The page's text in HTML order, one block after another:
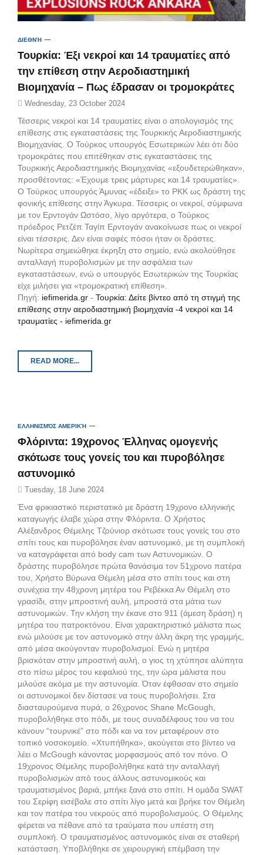
ΔΙΕΘΝΉ
Τουρκία: Έξι νεκροί και 14 τραυματίες από
την επίθεση στην Αεροδιαστημική
Βιομηχανία – Πως έδρασαν οι τρομοκράτες
Wednesday, 23 October 2024
Τέσσερις νεκροί και 14 τραυματίες είναι ο απολογισμός της
επίθεσης στις εγκαταστάσεις της Τουρκικής Αεροδιαστημικής
Βιομηχανίας . Ο Τούρκος υπουργός Εσωτερικών λέει ότι δύο
τρομοκράτες που επιτέθηκαν στις εγκαταστάσεις της
Τουρκικής Αεροδιαστημικής Βιομηχανίας «εξουδετερώθηκαν»,
προσθέτοντας: «Έχουμε τρεις μάρτυρες και 14 τραυματίες».
Ο Τούρκος υπουργός Άμυνας «έδειξε» το PKK ως δράστη της
φονικής επίθεσης στην Άγκυρα. Τέσσερις οι νεκροί, σύμφωνα
με τον Ερντογάν Ωστόσο, λίγο αργότερα, ο Τούρκος
πρόεδρος Ρετζέπ Ταγίπ Ερντογάν ανακοίνωσε πως οι νεκροί
είναι τέσσερις. Δεν είναι σαφές πόσοι ήταν οι δράστες.
Νωρίτερα σημειώθηκε έκρηξη στο σημείο, ενώ ακολούθησε
ανταλλαγή πυροβολισμών με την ασφάλεια των
εγκαταστάσεων, ενώ ο υπουργός Εσωτερικών της Τουρκίας
είχε μιλήσει για «τρομοκρατική επίθεση».
Πηγή: iefimerida.gr - Τουρκία: Δείτε βίντεο από τη στιγμή της
επίθεσης στην αεροδιαστημική βιομηχανία -4 νεκροί και 14
τραυματίες - iefimerida.gr
READ MORE...
ΕΛΛΗΝΙΣΜΌΣ ΑΜΕΡΙΚΉ
Φλόριντα: 19χρονος Έλληνας ομογενής
σκότωσε τους γονείς του και πυροβόλησε
αστυνομικό
Tuesday, 18 June 2024
Ένα φρικιαστικό περιστατικό με δράστη 19χρονο ελληνικής
καταγωγής έλαβε χώρα στην Φλόριντα. Ο Χρήστος
Αλέξανδρος Θέμελης Τζούνιορ σκότωσε τους γονείς του στο
σπίτι τους και πυροβόλησε έναν αστυνομικό, με τη συμπλοκή
να καταγράφεται από body cam των Αστυνομικών. Ο
δράστης πυροβόλησε πρώτα θανάσιμα τον 51χρονο πατέρα
του, Χρήστο Βύρωνα Θέμελη μέσα στο σπίτι τους και στη
συνέχεια την 48χρονη μητέρα του Ρεβέκκα Αν Θέμελη στο
γρασίδι, στην μπροστινή αυλή, μπροστά στα μάτια των
αστυνομικών. Την κλήση την έκανε στο 911 (άμεση δράση) η
μητέρα του πατροκτόνου. Είναι χαρακτηριστικό μάλιστα πως
ενώ μιλούσε με τον αστυνομικό στην άλλη άκρη της γραμμής,
από μέσα ακούγονταν πυροβολισμοί. Ενώ η μητέρα
βρισκόταν στην μπροστινή αυλή, ο γιος τη χτύπησε αλύπητα
στο πίσω μέρος του κεφαλιού της, την ώρα μάλιστα που
μιλούσε ακόμα με την αστυνομία. Όταν έφθασαν στο σημείο
οι αστυνομικοί δεν δίστασε να τους πυροβολήσει. Στα
διασταυρούμενα πυρά, ο 26χρονος Shane McGough,
πυροβολήθηκε στο πόδι, με τους συναδέλφους του να του
κάνουν “τουρνικέ” στο πόδι και να τον μεταφέρουν στο
τοπικό νοσοκομείο. «Χτυπήθηκα», ακούγεται στο βίντεο να
λέει ο McGough κάνοντας μορφασμούς από τον πόνο. Ο
19χρονος Θέμελης πυροβολήθηκε κατά την ανταλλαγή
πυροβολισμών από τους άλλους αστυνομικούς και
τραυματισμένος βαριά, μπήκε ξανά στο σπίτι. Η ομάδα SWAT
του Σερίφη εισέβαλε στο σπίτι λίγο μετά και βρήκε τον Θέμελη
και τον πατέρα του νεκρούς από πυροβολισμούς. Ο Θέμελης
φέρεται να πέθανε από τα τραύματα που υπέστη στη
συμπλοκή. Ο τραυματισμένος αστυνομικός είναι σε σταθερή
κατάσταση. Υποβλήθηκε σε χειρουργική επέμβαση την